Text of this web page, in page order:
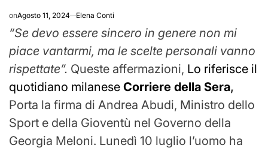
onAgosto 11, 2024 Elena Conti
“Se devo essere sincero in genere non mi
piace vantarmi, ma le scelte personali vanno
rispettate”. Queste affermazioni, Lo riferisce il
quotidiano milanese Corriere della Sera,
Porta la firma di Andrea Abudi, Ministro dello
Sport e della Gioventù nel Governo della
Georgia Meloni. Lunedì 10 luglio l’uomo ha